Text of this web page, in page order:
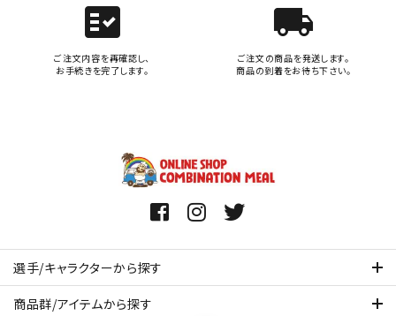
fact_check
ご注文内容を再確認し、
お手続きを完了します。
local_shipping
ご注文の商品を発送します。
商品の到着をお待ち下さい。
選手/キャラクターから探す
商品群/アイテムから探す